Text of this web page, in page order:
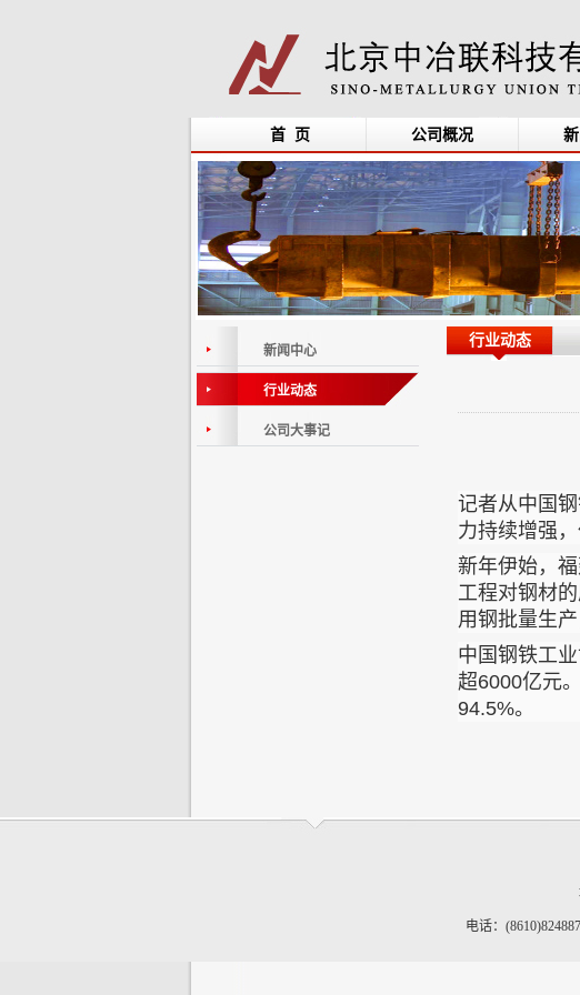
首 页 公司概况
新闻中心
行业动态
公司大事记
行业动态
记者从中国
力持续增强
新年伊始，
工程对钢材
用钢批量生
中国钢铁工
超6000亿元
94.5%。
电话：